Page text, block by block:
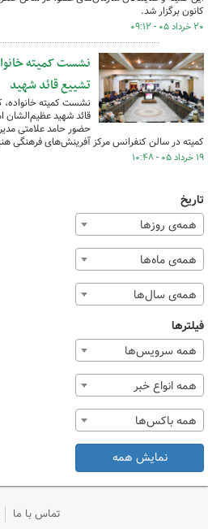
کانون برگزار شد.
۲۰ خرداد ۰۵ - ۰۹:۱۲
نشست کمیته
تشییع قائد شهید
نشست کمیته خانواده،
حضور حامد علامتی
کمیته در سالن کنفرانس مرکز آفرینش‌های فرهنگی
۱۹ خرداد ۰۵ - ۱۰:۴۸
تاریخ
همه‌ی روزها
همه‌ی ماه‌ها
همه‌ی سال‌ها
فیلترها
همه سرویس‌ها
همه انواع خبر
همه باکس‌ها
نمایش همه
تماس با ما